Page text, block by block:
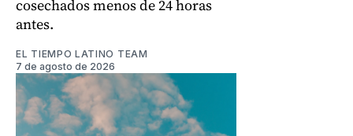
cosechados menos de 24 horas
antes.
EL TIEMPO LATINO TEAM
7 de agosto de 2026